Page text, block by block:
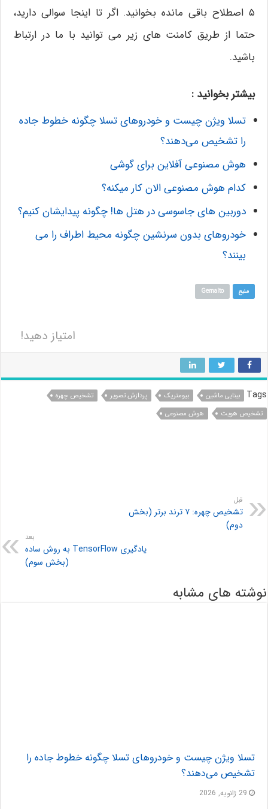
۵ اصطلاح باقی مانده بخوانید. اگر تا اینجا سوالی دارید،
حتما از طریق کامنت های زیر می توانید با ما در ارتباط
باشید.
بیشتر بخوانید :
تسلا ویژن چیست و خودروهای تسلا چگونه خطوط جاده
را تشخیص می‌دهند؟
هوش مصنوعی آفلاین برای گوشی
کدام هوش مصنوعی الان کار میکنه؟
دوربین های جاسوسی در هتل ها! چگونه پیدایشان کنیم؟
خودروهای بدون سرنشین چگونه محیط اطراف را می
بینند؟
منبع Gemalto
امتیاز دهید!
Tags بینایی ماشین بیومتریک پردازش تصویر
تشخیص چهره
تشخیص هویت
هوش مصنوعی
قبل
تشخیص چهره: ۷ ترند برتر (بخش
دوم)
بعد
یادگیری TensorFlow به روش ساده
(بخش سوم)
نوشته های مشابه
تسلا ویژن چیست و خودروهای تسلا چگونه خطوط جاده را
تشخیص می‌دهند؟
29 ژانویه, 2026